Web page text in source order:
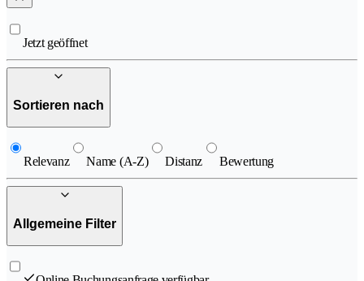
Jetzt geöffnet
Sortieren nach
Relevanz Name (A-Z) Distanz Bewertung
Allgemeine Filter